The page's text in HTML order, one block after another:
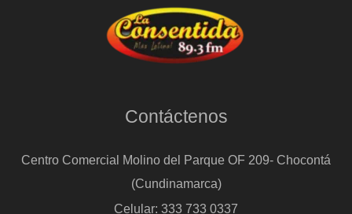
Contáctenos
Centro Comercial Molino del Parque OF 209- Chocontá
(Cundinamarca)
Celular: 333 733 0337